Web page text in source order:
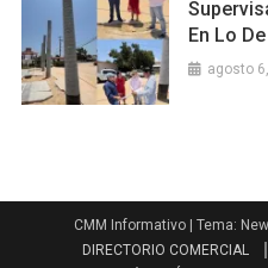
En Lo
agosto
CMM Informativo Tema:
DIRECTORIO COMERCIAL